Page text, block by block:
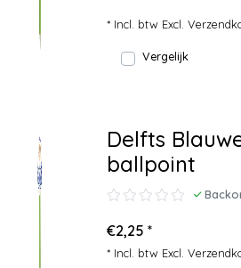
* Incl. btw Excl.
Vergelijk
Delfts
ballpoint
€2,25 *
* Incl. btw Excl.